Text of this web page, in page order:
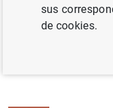
series del Blog
temática similar.
sus
de cookies.